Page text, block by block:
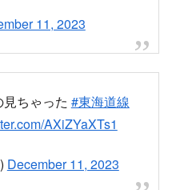
11, 2023
ちゃった #東海道線
AXiZYaXTs1
December 11, 2023